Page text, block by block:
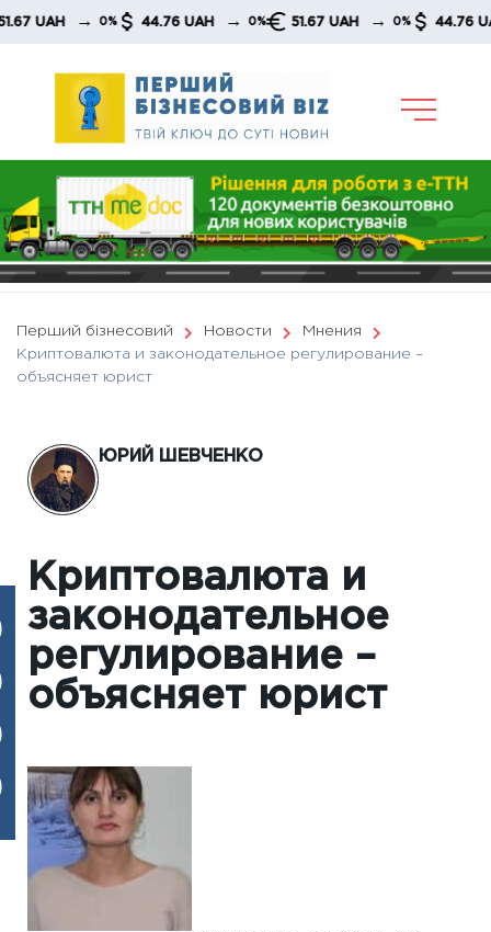
Skip
→ 0% 44.76 UAH → 0% 51.67 UAH → 0% 44.76 UAH →
Перший бізнесовий Новости
Мнения
Криптовалюта и законодательное регулирование –
объясняет юрист
ЮРИЙ ШЕВЧЕНКО
Криптовалюта и
законодательное
регулирование –
объясняет юрист